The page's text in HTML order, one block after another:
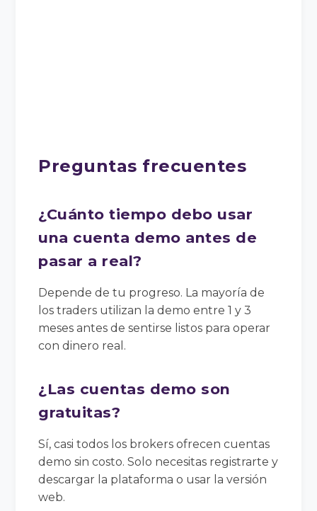
Preguntas frecuentes
¿Cuánto tiempo debo usar
una cuenta demo antes de
pasar a real?
Depende de tu progreso. La mayoría de
los traders utilizan la demo entre 1 y 3
meses antes de sentirse listos para operar
con dinero real.
¿Las cuentas demo son
gratuitas?
Sí, casi todos los brokers ofrecen cuentas
demo sin costo. Solo necesitas registrarte y
descargar la plataforma o usar la versión
web.